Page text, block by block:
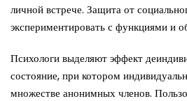
личной встрече. Защита от
экспериментировать с функциями и
Психологи выделяют эффект
состояние, при котором
множестве анонимных членов.